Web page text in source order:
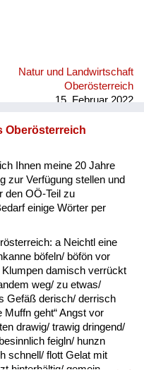
Natur und Landwirtschaft
Oberösterreich
15. Februar 2022
Oberösterreich
Ihnen meine 20 Jahre
zur Verfügung stellen und
den OÖ-Teil zu
einige Wörter per
a Neichtl eine
böfeln/ böfön vor
damisch verrückt
weg/ zu etwas/
Gefäß derisch/ derrisch
Muffn geht“ Angst vor
drawig/ trawig dringend/
feigln/ hunzn
schnell/ flott Gelat mit